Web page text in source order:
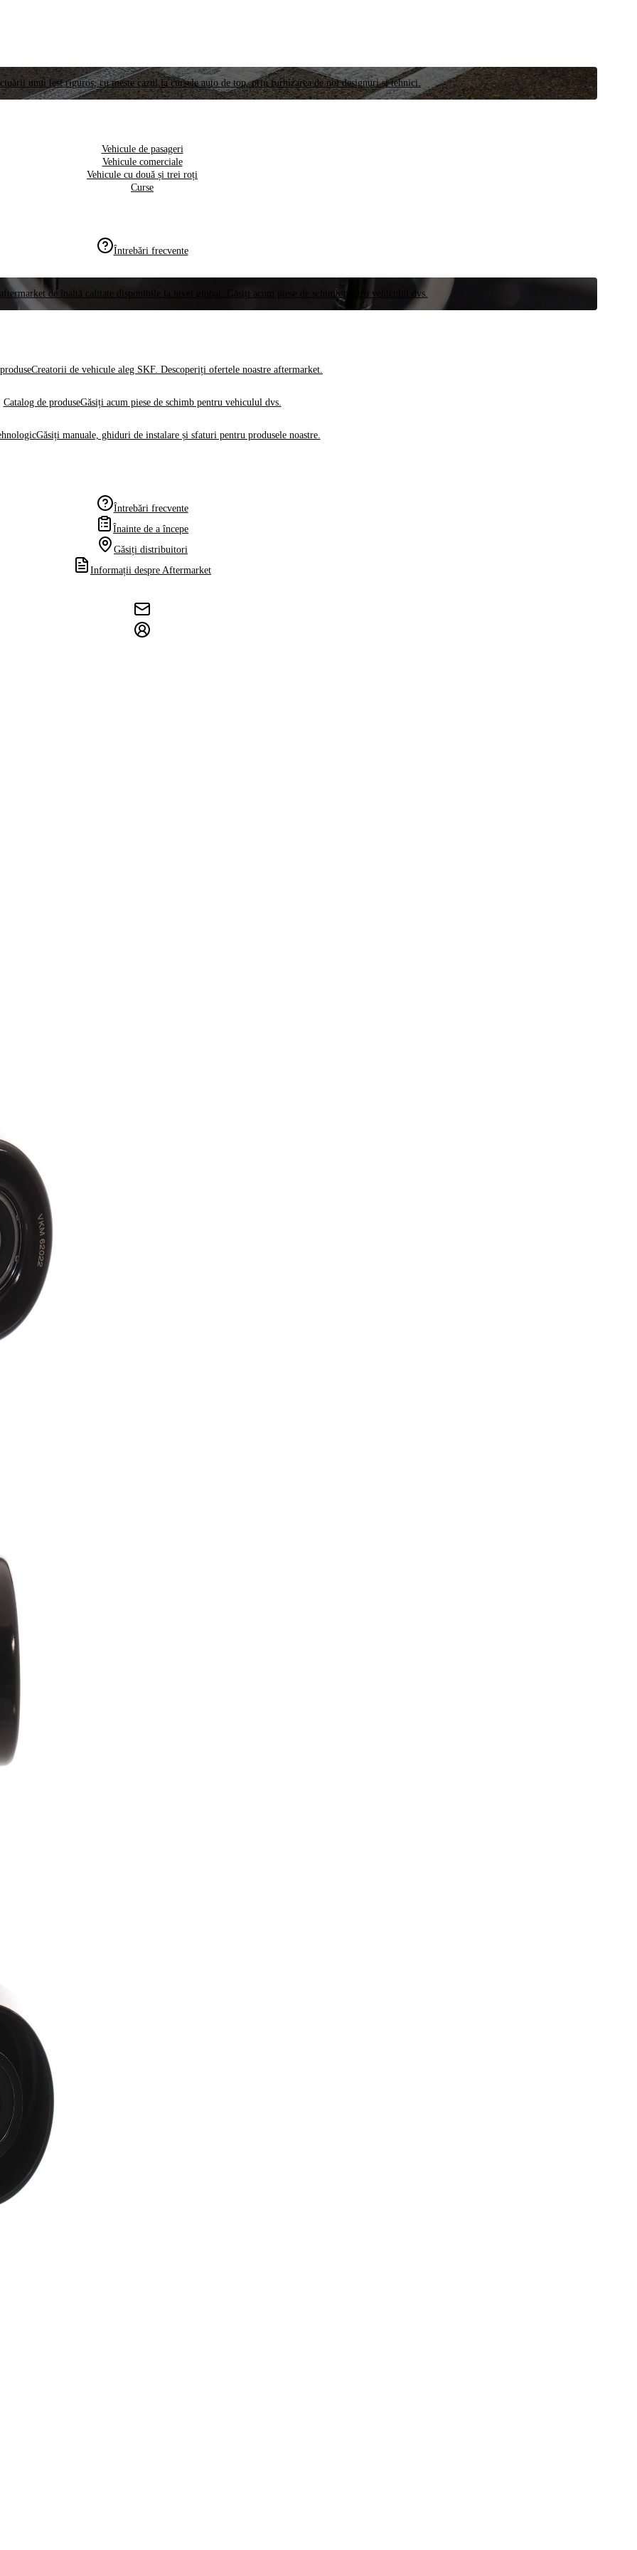
unui test riguros, cu meste cazul la cursele auto de top, prin furnizarea de noi designuri și tehnici.
Vehicule de pasageri
Vehicule comerciale
Vehicule cu două și trei roți
Curse
Întrebări frecvente
de înaltă calitate disponibile la nivel global. Găsiți acum piese de schimb pentru vehiculul dvs.
Creatorii de vehicule aleg SKF. Descoperiți ofertele noastre aftermarket.
Catalog de produseGăsiți acum piese de schimb pentru vehiculul dvs.
Găsiți manuale, ghiduri de instalare și sfaturi pentru produsele noastre.
Întrebări frecvente
Înainte de a începe
Găsiți distribuitori
Informații despre Aftermarket